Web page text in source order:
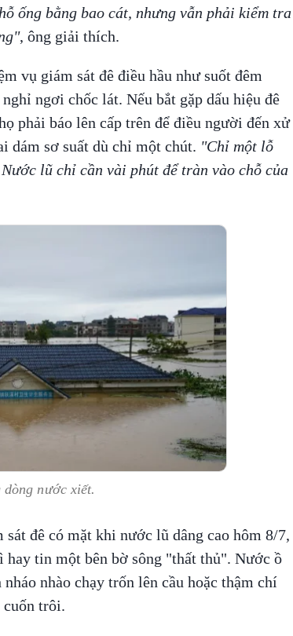
ống bằng bao cát, nhưng vẫn phải kiểm tra
, ông giải thích.
vụ giám sát đê điều hầu như suốt đêm
ngơi chốc lát. Nếu bắt gặp dấu hiệu đê
phải báo lên cấp trên để điều người đến xử
dám sơ suất dù chỉ một chút. "Chỉ một lỗ
lũ chỉ cần vài phút để tràn vào chỗ của
dòng nước xiết.
đê có mặt khi nước lũ dâng cao hôm 8/7,
hay tin một bên bờ sông "thất thủ". Nước ồ
nhào chạy trốn lên cầu hoặc thậm chí
cuốn trôi.